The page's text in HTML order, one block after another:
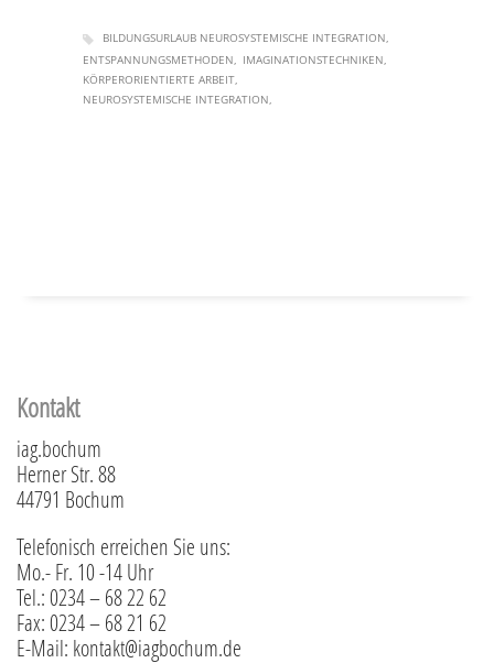
BILDUNGSURLAUB NEUROSYSTEMISCHE INTEGRATION
ENTSPANNUNGSMETHODEN
IMAGINATIONSTECHNIKEN
KÖRPERORIENTIERTE ARBEIT
NEUROSYSTEMISCHE INTEGRATION
Kontakt
iag.bochum
Herner Str. 88
44791 Bochum
Telefonisch erreichen Sie uns:
Mo.- Fr. 10 -14 Uhr
Tel.: 0234 – 68 22 62
Fax: 0234 – 68 21 62
E-Mail: kontakt@iagbochum.de